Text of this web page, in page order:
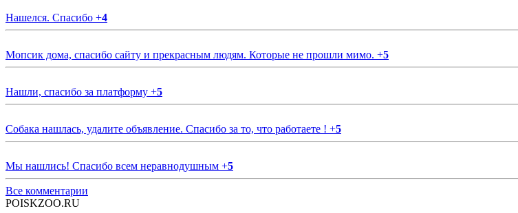
Нашелся. Спасибо +4
Мопсик дома, спасибо сайту и прекрасным людям. Которые не прошли мимо. +5
Нашли, спасибо за платформу +5
Собака нашлась, удалите объявление. Спасибо за то, что работаете ! +5
Мы нашлись! Спасибо всем неравнодушным +5
Все комментарии
POISKZOO.RU